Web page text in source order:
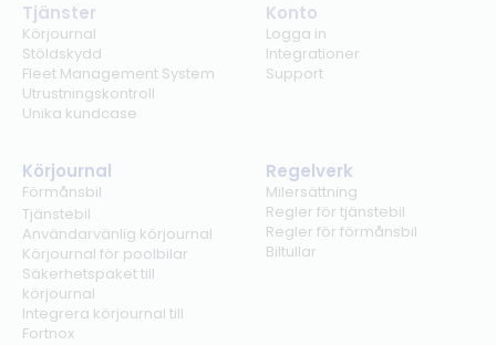
Tjänster
Körjournal
Stöldskydd
Fleet Management System
Utrustningskontroll
Unika kundcase
Konto
Logga in
Integrationer
Support
Körjournal
Förmånsbil
Tjänstebil
Användarvänlig körjournal
Körjournal för poolbilar
Säkerhetspaket till
körjournal
Integrera körjournal till
Fortnox
Regelverk
Milersättning
Regler för tjänstebil
Regler för förmånsbil
Biltullar